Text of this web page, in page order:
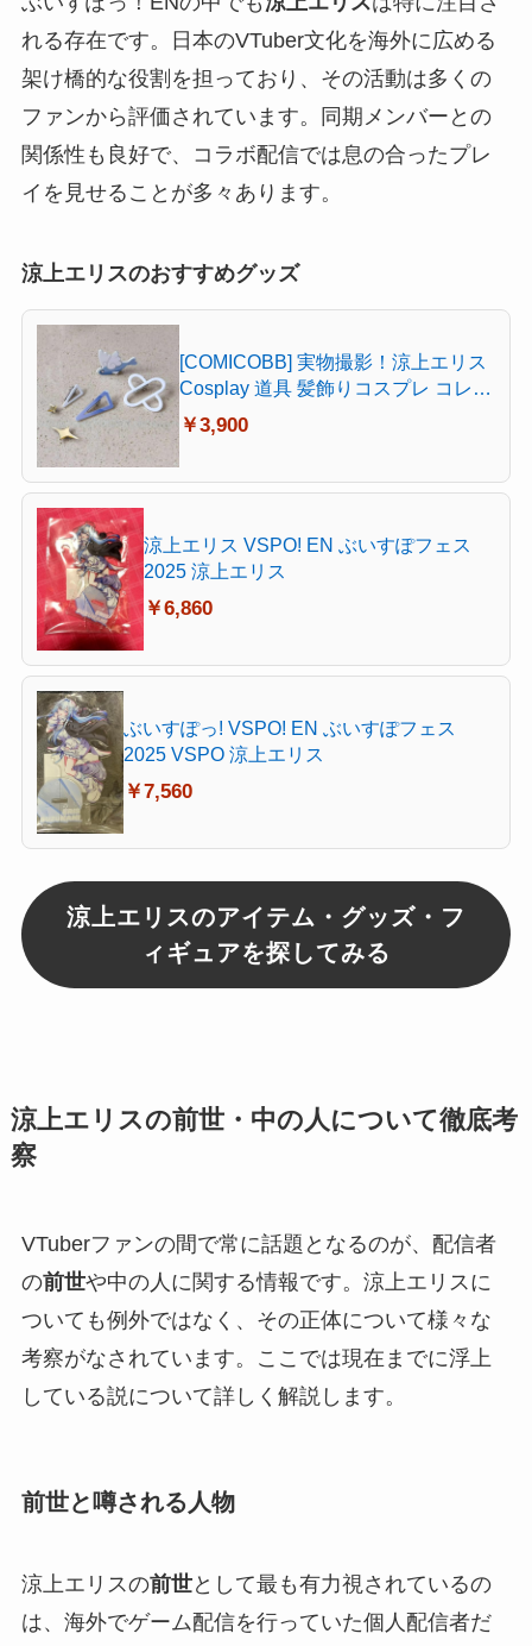
れる存在です。日本のVTuber文化を海外に広める
架け橋的な役割を担っており、その活動は多くの
ファンから評価されています。同期メンバーとの
関係性も良好で、コラボ配信では息の合ったプレ
イを見せることが多々あります。
涼上エリスのおすすめグッズ
[COMICOBB] 実物撮影！涼上エリス
Cosplay 道具 髪飾りコスプレ コレク
ション グッズ コスプレ小物 cosplay
￥3,900
涼上エリス VSPO! EN ぶいすぽフェス
2025 涼上エリス
￥6,860
ぶいすぽっ! VSPO! EN ぶいすぽフェス
2025 VSPO 涼上エリス
￥7,560
涼上エリスのアイテム・グッズ・フ
ィギュアを探してみる
涼上エリスの前世・中の人について徹底考
察
VTuberファンの間で常に話題となるのが、配信者
の前世や中の人に関する情報です。涼上エリスに
ついても例外ではなく、その正体について様々な
考察がなされています。ここでは現在までに浮上
している説について詳しく解説します。
前世と噂される人物
涼上エリスの前世として最も有力視されているの
は、海外でゲーム配信を行っていた個人配信者だ